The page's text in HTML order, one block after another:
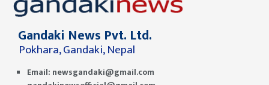
Gandaki News Pvt. Ltd.
Pokhara, Gandaki, Nepal
Email: newsgandaki@gmail.com